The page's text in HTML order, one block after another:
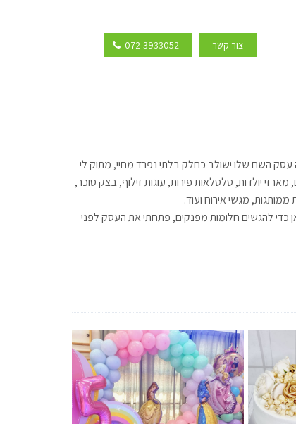
צור קשר
כשהייתי בת 18 ומאז היה ברור לי שאם יהיה עסק השם שלו ישולב כחלק בלתי נפרד מחיי, מתוק לי
יולדות, סלסלאות פירות, עוגות זילוף, בצק סוכר,
מגשי אירוח ועוד.
כדי להגשים חלומות מפנקים, פתחתי את העסק לפני